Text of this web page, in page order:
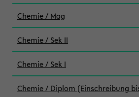
Chemie / Mag
Chemie / Sek II
Chemie / Sek I
Chemie / Diplom (Einschreibung